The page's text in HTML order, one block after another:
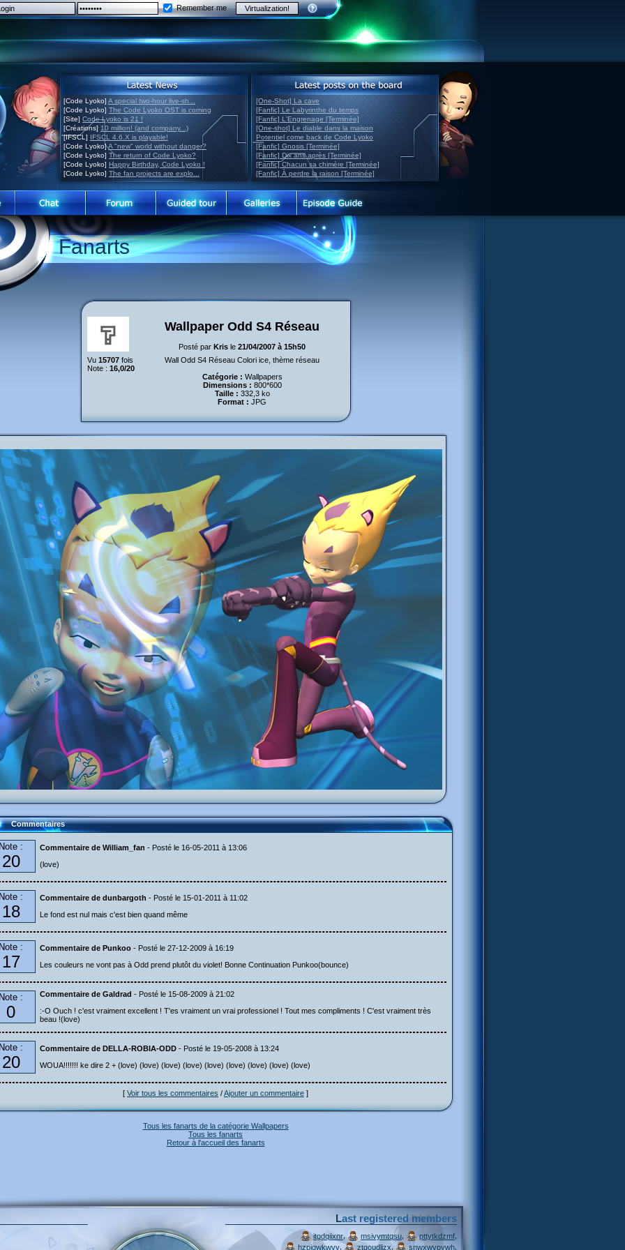
Remember me
[Code Lyoko] A special two-hour live-sh...
[Code Lyoko] The Code Lyoko OST is coming
[Site] Code Lyoko is 21 !
[Créations] 10 million! (and company...)
[IFSCL] IFSCL 4.6.X is playable!
[Code Lyoko]A "new" world without danger?
[Code Lyoko] The return of Code Lyoko?
[Code Lyoko] Happy Birthday, Code Lyoko !
[Code Lyoko] The fan projects are explo...
[One-Shot] La cave
[Fanfic] Le Labyrinthe du temps
[Fanfic] L'Engrenage [Terminée]
[One-shot] Le diable dans la maison
Potentiel come back de Code Lyoko
[Fanfic] Gnosis [Terminée]
[Fanfic] Dix ans après [Terminée]
[Fanfic] Chacun sa chimère [Terminée]
[Fanfic] À perdre la raison [Terminée]
Fanarts
Wallpaper Odd S4 Réseau
Posté par Kris le 21/04/2007 à 15h50
Vu 15707fois
Note : 16,0/20
Wall Odd S4 Réseau Colori ice, thème réseau
Catégorie : Wallpapers
Dimensions : 800*600
Taille : 332,3 ko
Format : JPG
Commentaires
Note :
20
Commentaire de William_fan - Posté le 16-05-2011 à 13:06
(love)
Note :
18
Commentaire de dunbargoth - Posté le 15-01-2011 à 11:02
Le fond est nul mais c'est bien quand même
Note :
17
Commentaire de Punkoo - Posté le 27-12-2009 à 16:19
Les couleurs ne vont pas à Odd prend plutôt du violet! Bonne Continuation Punkoo(bounce)
Note :
0
Commentaire de Galdrad - Posté le 15-08-2009 à 21:02
:-O Ouch ! c'est vraiment excellent ! T'es vraiment un vrai professionel ! Tout mes compliments ! C'est vraiment très
beau !(love)
Note :
20
Commentaire de DELLA-ROBIA-ODD - Posté le 19-05-2008 à 13:24
WOUA!!!!!!! ke dire 2 + (love) (love) (love) (love) (love) (love) (love) (love) (love)
[ Voir tous les commentaires /Ajouter un commentaire ]
Tous les fanarts de la catégorie Wallpapers
Tous les fanarts
Retour à l'accueil des fanarts
Last registered members
itgdqiixnr msivymtqsu pttytkdzmf
hzpjqwkwvv
ztgoudljzx snwxwvpywh